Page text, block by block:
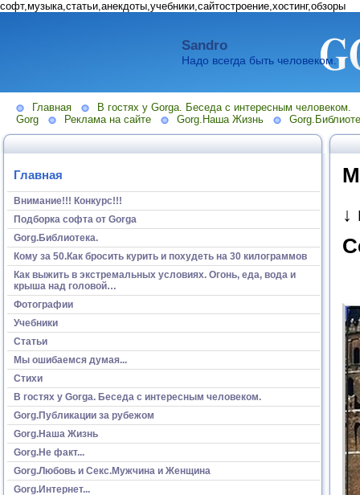
софт,музыка,статьи,анекдоты,учебники,сайтостроение,хостинг,обзоры
Sandro
Надо всегда быть человеком.
Главная
В гостях у Gorga. Беседа с интересным человеком.
Gorg
Реклама на сайте Gorg.Наша Жизнь
Главная
Внимание!!! Конкурс!!!
Подборка софта от Gorga
Gorg.Библиотека.
Кому за 50.Как бросить курить и похудеть на 30 килограммов
Как выжить в экстремальных условиях. Огонь, еда, вода и
крыша над головой…
Фотографии
Учебники
Статьи
Мы ошибаемся думая...
Стихи
В гостях у Gorga. Беседа с интересным человеком.
Gorg.Публикации за рубежом
Gorg.Наша Жизнь
Gorg.Не факт...
Gorg.Любовь и Секс.Мужчина и Женщина
Gorg.Интернет...